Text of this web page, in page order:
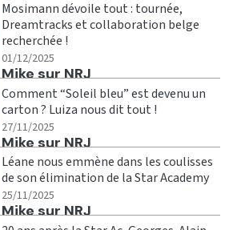
Mosimann dévoile tout : tournée,
Dreamtracks et collaboration belge
recherchée !
01/12/2025
Ecouter
Mike sur NRJ
Comment “Soleil bleu” est devenu un
carton ? Luiza nous dit tout !
27/11/2025
Ecouter
Mike sur NRJ
Léane nous emmène dans les coulisses
de son élimination de la Star Academy
25/11/2025
Ecouter
Mike sur NRJ